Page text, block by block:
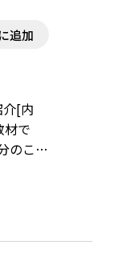
追加
[内
材で
のこと